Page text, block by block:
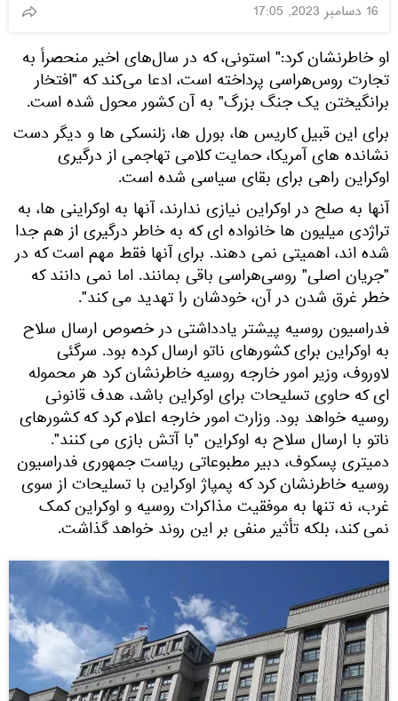
16 دسامبر 2023, 17:05
او خاطرنشان کرد:" استونی، که در سال‌های اخیر منحصراً به
تجارت روس‌هراسی پرداخته است، ادعا می‌کند که "افتخار
برانگیختن یک جنگ بزرگ" به آن کشور محول شده است.
برای این قبیل کاریس ها، بورل ها، زلنسکی ها و دیگر دست
نشانده های آمریکا، حمایت کلامی تهاجمی از درگیری
اوکراین راهی برای بقای سیاسی شده است.
آنها به صلح در اوکراین نیازی ندارند، آنها به اوکراینی ها، به
تراژدی میلیون ها خانواده ای که به خاطر درگیری از هم جدا
شده اند، اهمیتی نمی دهند. برای آنها فقط مهم است که در
"جریان اصلی" روسی‌هراسی باقی بمانند. اما نمی دانند که
خطر غرق شدن در آن، خودشان را تهدید می کند".
فدراسیون روسیه پیشتر یادداشتی در خصوص ارسال سلاح
به اوکراین برای کشورهای ناتو ارسال کرده بود. سرگئی
لاوروف، وزیر امور خارجه روسیه خاطرنشان کرد هر محموله
ای که حاوی تسلیحات برای اوکراین باشد، هدف قانونی
روسیه خواهد بود. وزارت امور خارجه اعلام کرد که کشورهای
ناتو با ارسال سلاح به اوکراین "با آتش بازی می کنند".
دمیتری پسکوف، دبیر مطبوعاتی ریاست جمهوری فدراسیون
روسیه خاطرنشان کرد که پمپاژ اوکراین با تسلیحات از سوی
غرب، نه تنها به موفقیت مذاکرات روسیه و اوکراین کمک
نمی کند، بلکه تأثیر منفی بر این روند خواهد گذاشت.